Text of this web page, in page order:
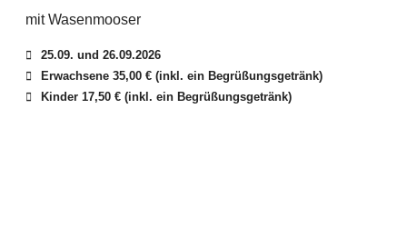
mit Wasenmooser
25.09. und 26.09.2026
Erwachsene 35,00 € (inkl. ein Begrüßungsgetränk)
Kinder 17,50 € (inkl. ein Begrüßungsgetränk)